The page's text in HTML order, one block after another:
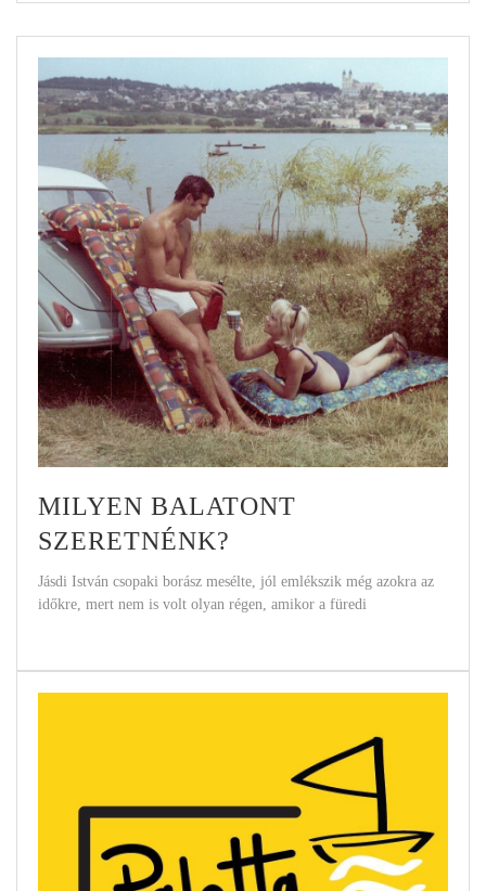
MILYEN BALATONT
SZERETNÉNK?
Jásdi István csopaki borász mesélte, jól emlékszik még azokra az
időkre, mert nem is volt olyan régen, amikor a füredi